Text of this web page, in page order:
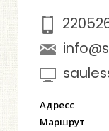
Адресс
Маршрут